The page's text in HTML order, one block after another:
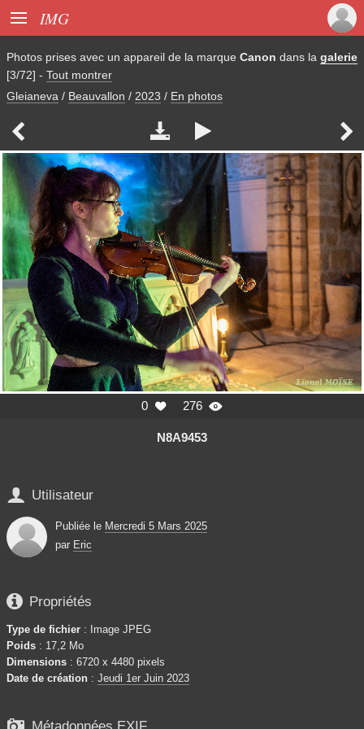
 IMG
Photos prises avec un appareil de la marque Canon dans la galerie
[3/72] - Tout montrer
Gleianeva / Beauvallon / 2023 / En photos
   
0  276 
N8A9453
 Utilisateur
Publiée le Mercredi 5 Mars 2025
par Eric
 Propriétés
Type de fichier : Image JPEG
Poids : 17,2 Mo
Dimensions : 6720 x 4480 pixels
Date de création : Jeudi 1er Juin 2023
Métadonnées EXIF